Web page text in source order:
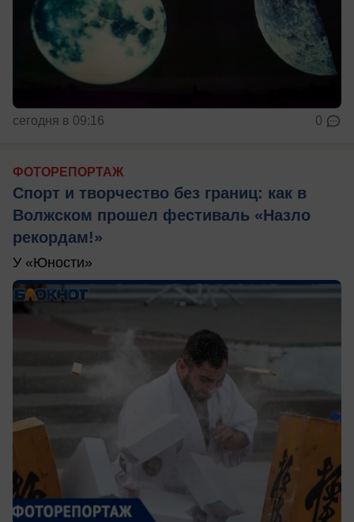
сегодня в 09:16 0
ФОТОРЕПОРТАЖ
Спорт и творчество без границ: как в
Волжском прошел фестиваль «Назло
рекордам!»
У «Юности»